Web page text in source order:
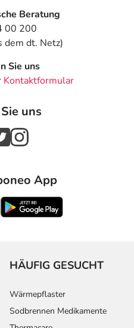
Beratung
00 200
dem dt. Netz)
Sie uns
Kontaktformular
uns
App
HÄUFIG GESUCHT
Wärmepflaster
Sodbrennen Medikamente